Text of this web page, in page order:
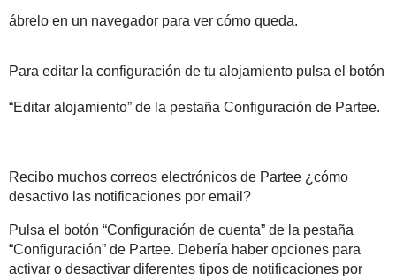
ábrelo en un navegador para ver cómo queda.
Para editar la configuración de tu alojamiento pulsa el botón
“Editar alojamiento” de la pestaña Configuración de Partee.
Recibo muchos correos electrónicos de Partee ¿cómo
desactivo las notificaciones por email?
Pulsa el botón “Configuración de cuenta” de la pestaña
“Configuración” de Partee. Debería haber opciones para
activar o desactivar diferentes tipos de notificaciones por